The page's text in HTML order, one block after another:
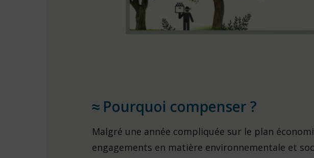
Pourquoi compenser ?
Malgré une année compliquée sur le plan
engagements en matière environnementale et